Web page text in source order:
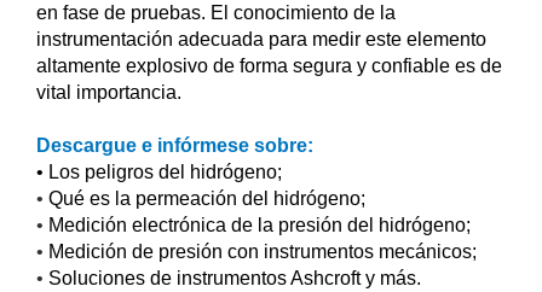
en fase de pruebas. El conocimiento de la
instrumentación adecuada para medir este elemento
altamente explosivo de forma segura y confiable es de
vital importancia.
Descargue e infórmese sobre:
• Los peligros del hidrógeno;
• Qué es la permeación del hidrógeno;
• Medición electrónica de la presión del hidrógeno;
• Medición de presión con instrumentos mecánicos;
• Soluciones de instrumentos Ashcroft y más.